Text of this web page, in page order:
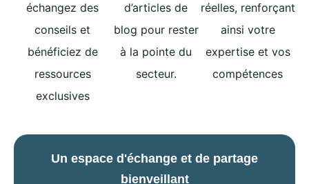
échangez des
conseils et
bénéficiez de
ressources
exclusives
d’articles de
blog pour rester
à la pointe du
secteur.
réelles, renforçant
ainsi votre
expertise et vos
compétences
Un espace d'échange et de partage
bienveillant